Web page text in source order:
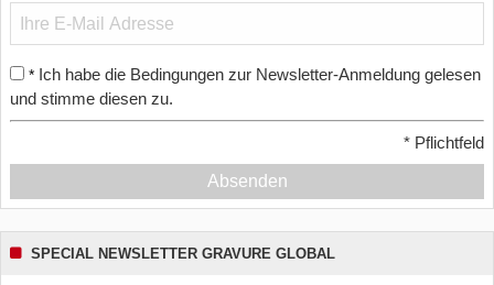
* Ich habe die Bedingungen zur Newsletter-Anmeldung gelesen
und stimme diesen zu.
* Pflichtfeld
Absenden
SPECIAL NEWSLETTER GRAVURE GLOBAL